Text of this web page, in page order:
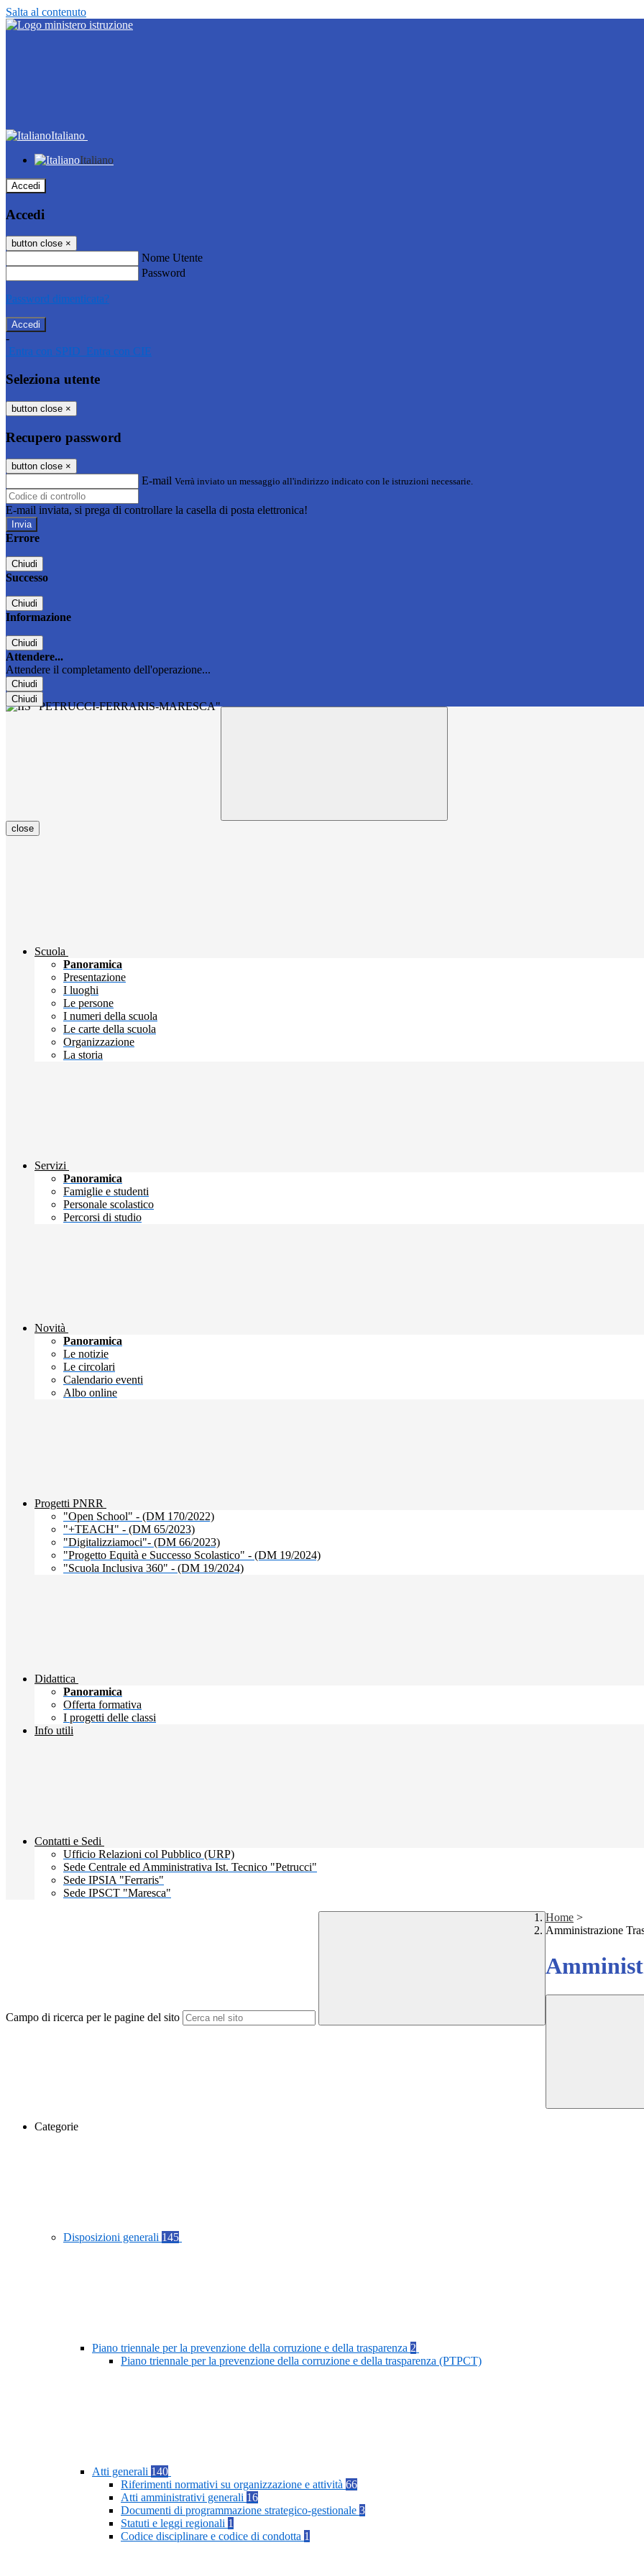
Salta al contenuto
Italiano
Italiano
Accedi
Accedi
button close ×
Nome Utente
Password
Password dimenticata?
-
Entra con SPID Entra con CIE
Seleziona utente
button close ×
Recupero password
button close ×
E-mail Verrà inviato un messaggio all'indirizzo indicato con le istruzioni necessarie.
E-mail inviata, si prega di controllare la casella di posta elettronica!
Errore
Chiudi
Successo
Chiudi
Informazione
Chiudi
Attendere...
Attendere il completamento dell'operazione...
Chiudi
Chiudi
close
Scuola
Panoramica
Presentazione
I luoghi
Le persone
I numeri della scuola
Le carte della scuola
Organizzazione
La storia
Servizi
Panoramica
Famiglie e studenti
Personale scolastico
Percorsi di studio
Novità
Panoramica
Le notizie
Le circolari
Calendario eventi
Albo online
Progetti PNRR
"Open School" - (DM 170/2022)
"+TEACH" - (DM 65/2023)
"Digitalizziamoci"- (DM 66/2023)
"Progetto Equità e Successo Scolastico" - (DM 19/2024)
"Scuola Inclusiva 360" - (DM 19/2024)
Didattica
Panoramica
Offerta formativa
I progetti delle classi
Info utili
Contatti e Sedi
Ufficio Relazioni col Pubblico (URP)
Sede Centrale ed Amministrativa Ist. Tecnico "Petrucci"
Sede IPSIA "Ferraris"
Sede IPSCT "Maresca"
Campo di ricerca per le pagine del sito
Home >
Amministrazione
Categorie
Disposizioni generali 145
Piano triennale per la prevenzione della corruzione e della trasparenza 2
Piano triennale per la prevenzione della corruzione e della trasparenza (PTPCT)
Atti generali 140
Riferimenti normativi su organizzazione e attività 66
Atti amministrativi generali 16
Documenti di programmazione strategico-gestionale 3
Statuti e leggi regionali 1
Codice disciplinare e codice di condotta 1